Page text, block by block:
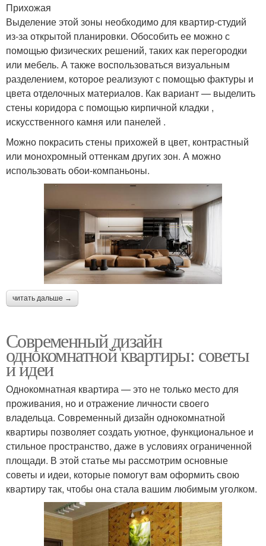
Прихожая
Выделение этой зоны необходимо для квартир-студий
из-за открытой планировки. Обособить ее можно с
помощью физических решений, таких как перегородки
или мебель. А также воспользоваться визуальным
разделением, которое реализуют с помощью фактуры и
цвета отделочных материалов. Как вариант — выделить
стены коридора с помощью кирпичной кладки ,
искусственного камня или панелей .
Можно покрасить стены прихожей в цвет, контрастный
или монохромный оттенкам других зон. А можно
использовать обои-компаньоны.
читать дальше →
Современный дизайн
однокомнатной квартиры: советы
и идеи
Однокомнатная квартира — это не только место для
проживания, но и отражение личности своего
владельца. Современный дизайн однокомнатной
квартиры позволяет создать уютное, функциональное и
стильное пространство, даже в условиях ограниченной
площади. В этой статье мы рассмотрим основные
советы и идеи, которые помогут вам оформить свою
квартиру так, чтобы она стала вашим любимым уголком.